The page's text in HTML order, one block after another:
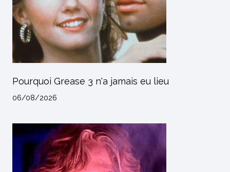
Pourquoi Grease 3 n'a jamais eu lieu
06/08/2026